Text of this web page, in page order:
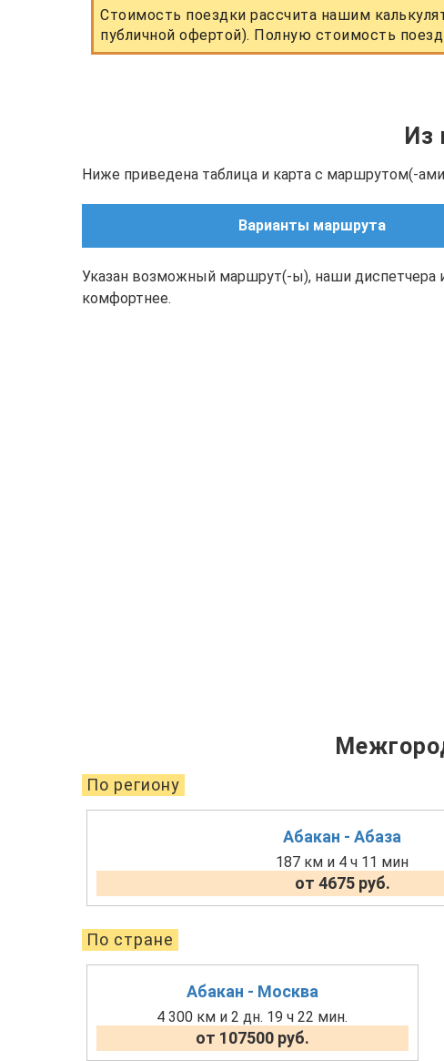
Стоимость поездки рассчита нашим
публичной офертой). Полную стоимость
Из
Ниже приведена таблица и карта с маршрутом(-
Варианты маршрута
Указан возможный маршрут(-ы), наши диспетчера
комфортнее.
По региону
Абакан - Абаза
187 км и 4 ч 11 мин
от 4675 руб.
По стране
Абакан - Москва
4 300 км и 2 дн. 19 ч 22 мин.
от 107500 руб.